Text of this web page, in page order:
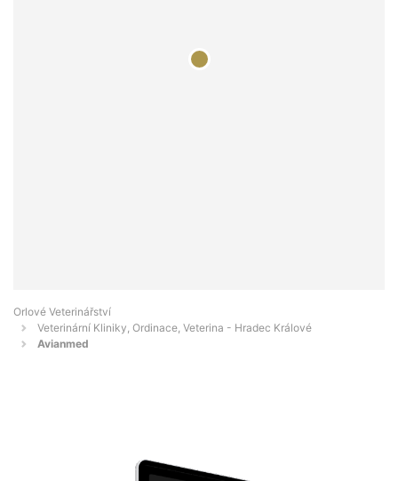
Orlové Veterinářství
Veterinární Kliniky, Ordinace, Veterina - Hradec Králové
Avianmed